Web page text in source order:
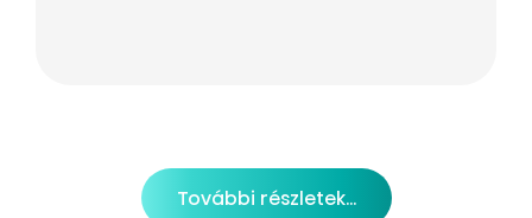
További részletek...